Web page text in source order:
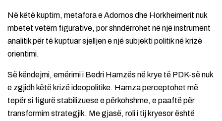
Në këtë kuptim, metafora e Adornos dhe Horkheimerit nuk
mbetet vetëm figurative, por shndërrohet në një instrument
analitik për të kuptuar sjelljen e një subjekti politik në krizë
orientimi.
Së këndejmi, emërimi i Bedri Hamzës në krye të PDK-së nuk
e zgjidh këtë krizë ideopolitike. Hamza perceptohet më
tepër si figurë stabilizuese e përkohshme, e paaftë për
transformim strategjik. Me gjasë, roli i tij kryesor është